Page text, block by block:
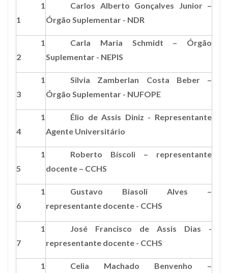
1
1
Carlos Alberto Gonçalves Junior –
Órgão Suplementar - NDR
1
2
Carla Maria Schmidt – Órgão
Suplementar - NEPIS
1
3
Silvia Zamberlan Costa Beber –
Órgão Suplementar - NUFOPE
1
4
Élio de Assis Diniz - Representante
Agente Universitário
1
5
Roberto Bíscoli – representante
docente – CCHS
1
6
Gustavo Biasoli Alves –
representante docente - CCHS
1
7
José Francisco de Assis Dias -
representante docente - CCHS
1
Celia Machado Benvenho –